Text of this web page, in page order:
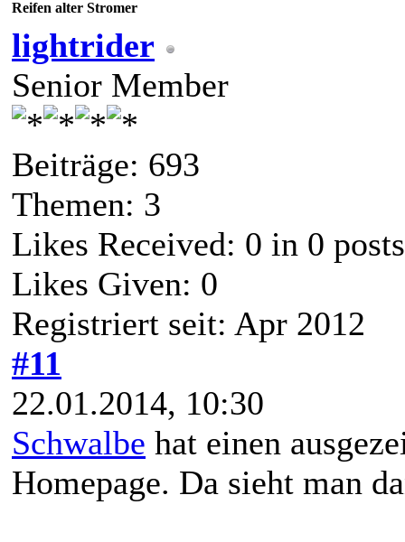
Reifen alter Stromer
lightrider
Senior Member
Beiträge: 693
Themen: 3
Likes Received: 0 in 0 posts
Likes Given: 0
Registriert seit: Apr 2012
#11
22.01.2014, 10:30
Schwalbe hat einen
Homepage. Da sieht man